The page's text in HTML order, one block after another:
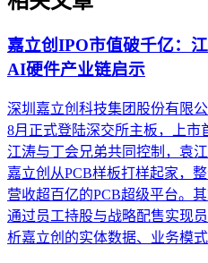
嘉立创IPO市值破千亿：
AI硬件产业链启示
深圳嘉立创科技集团股份有限
8月正式登陆深交所主板，上市
江涛与丁会兄弟共同控制，袁
嘉立创从PCB样板打样起家，
营收超百亿的PCB超级平台。
通过员工持股与战略配售实现
析嘉立创的实体数据、业务模